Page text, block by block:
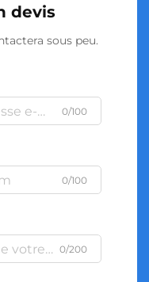
devis
sous peu.
0/100
0/100
0/200